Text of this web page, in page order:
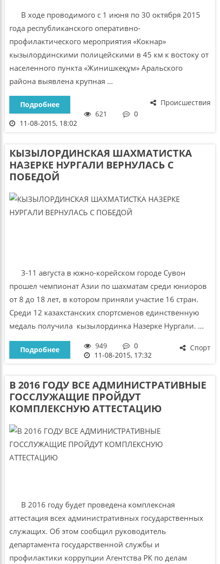
В ходе проводимого с 1 июня по 30 октября 2015
года республиканского оперативно-
профилактического мероприятия «Кокнар»
кызылординскими полицейскими в 45 км к востоку от
населенного пункта «Жинишкеқұм» Аральского
района выявлена крупная ...
Происшествия
Подробнее
621
0
11-08-2015, 18:02
КЫЗЫЛОРДИНСКАЯ ШАХМАТИСТКА
НАЗЕРКЕ НУРГАЛИ ВЕРНУЛАСЬ С
ПОБЕДОЙ
3-11 августа в южно-корейском городе Сувон
прошел чемпионат Азии по шахматам среди юниоров
от 8 до 18 лет, в котором приняли участие 16 стран.
Среди 12 казахстанских спортсменов единственную
медаль получила кызылординка Назерке Нургали. ...
Спорт
Подробнее 949
0
11-08-2015, 17:32
В 2016 ГОДУ ВСЕ АДМИНИСТРАТИВНЫЕ
ГОССЛУЖАЩИЕ ПРОЙДУТ
КОМПЛЕКСНУЮ АТТЕСТАЦИЮ
В 2016 году будет проведена комплексная
аттестация всех административных государственных
служащих. Об этом сообщил руководитель
департамента государственной службы и
профилактики коррупции Агентства РК по делам